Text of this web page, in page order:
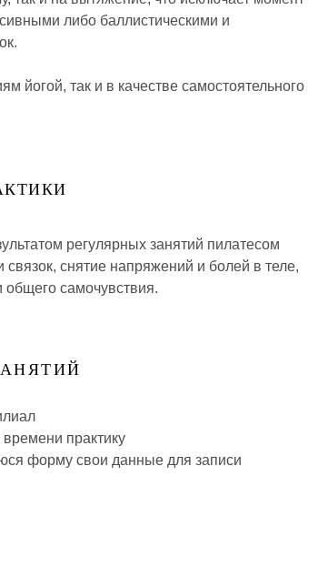
либо баллистическими и
йогой, так и в качестве самостоятельного
регулярных занятий пилатесом
снятие напряжений и болей в теле,
общего самочувствия.
практику
форму свои данные для записи